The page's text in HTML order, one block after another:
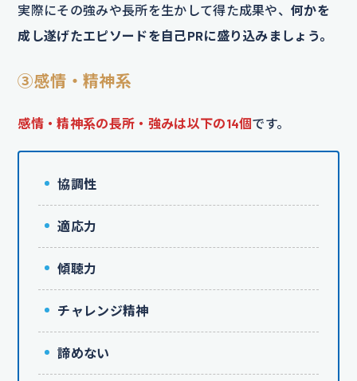
実際にその強みや長所を生かして得た成果や、何かを
成し遂げたエピソードを自己PRに盛り込みましょう。
③感情・精神系
感情・精神系の長所・強みは以下の14個です。
協調性
適応力
傾聴力
チャレンジ精神
諦めない